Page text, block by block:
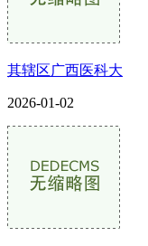
其辖区广西医科大
2026-01-02